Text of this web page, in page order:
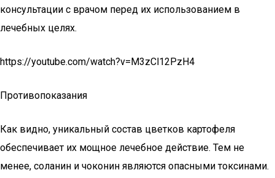
консультации с врачом перед их использованием в
лечебных целях.
https://youtube.com/watch?v=M3zCl12PzH4
Противопоказания
Как видно, уникальный состав цветков картофеля
обеспечивает их мощное лечебное действие. Тем не
менее, соланин и чоконин являются опасными токсинами.